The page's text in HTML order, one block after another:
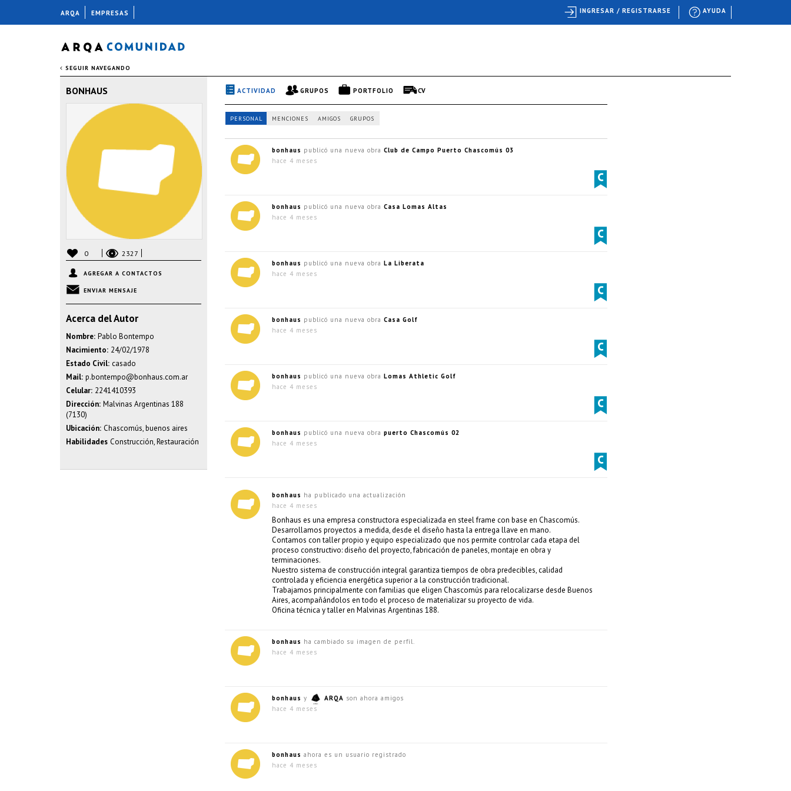
SEGUIR NAVEGANDO
BONHAUS
0 2327
AGREGAR A CONTACTOS
ENVIAR MENSAJE
Acerca del Autor
Nombre: Pablo Bontempo
Nacimiento: 24/02/1978
Estado Civil: casado
Mail: p.bontempo@bonhaus.com.ar
Celular: 2241410393
Dirección: Malvinas Argentinas 188
(7130)
Ubicación: Chascomús, buenos aires
Habilidades Construcción, Restauración
ACTIVIDAD GRUPOS PORTFOLIO CV
PERSONAL MENCIONES AMIGOS GRUPOS
bonhaus publicó una nueva obra Club de Campo Puerto Chascomús 03
hace 4 meses
bonhaus publicó una nueva obra Casa Lomas Altas
hace 4 meses
bonhaus publicó una nueva obra La Liberata
hace 4 meses
bonhaus publicó una nueva obra Casa Golf
hace 4 meses
bonhaus publicó una nueva obra Lomas Athletic Golf
hace 4 meses
bonhaus publicó una nueva obra puerto Chascomús 02
hace 4 meses
bonhaus ha publicado una actualización
hace 4 meses
Bonhaus es una empresa constructora especializada en steel frame con base en Chascomús.
Desarrollamos proyectos a medida, desde el diseño hasta la entrega llave en mano.
Contamos con taller propio y equipo especializado que nos permite controlar cada etapa del
proceso constructivo: diseño del proyecto, fabricación de paneles, montaje en obra y
terminaciones.
Nuestro sistema de construcción integral garantiza tiempos de obra predecibles, calidad
controlada y eficiencia energética superior a la construcción tradicional.
Trabajamos principalmente con familias que eligen Chascomús para relocalizarse desde Buenos
Aires, acompañándolos en todo el proceso de materializar su proyecto de vida.
Oficina técnica y taller en Malvinas Argentinas 188.
bonhaus ha cambiado su imagen de perfil.
hace 4 meses
bonhaus y ARQA son ahora amigos
hace 4 meses
bonhaus ahora es un usuario registrado
hace 4 meses
ARQA EMPRESAS AYUDA
INGRESAR / REGISTRARSE